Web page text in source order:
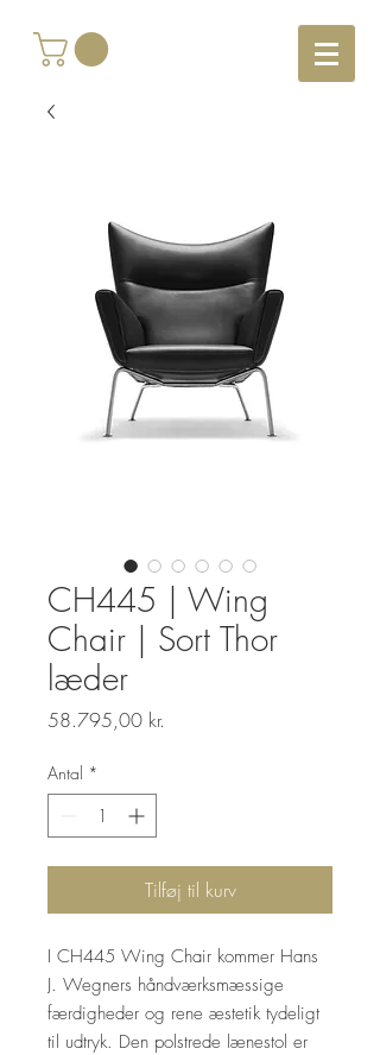
CH445 | Wing
Chair | Sort Thor
læder
58.795,00 kr.
Antal *
Tilføj til kurv
I CH445 Wing Chair kommer Hans
J. Wegners håndværksmæssige
færdigheder og rene æstetik tydeligt
til udtryk. Den polstrede lænestol er